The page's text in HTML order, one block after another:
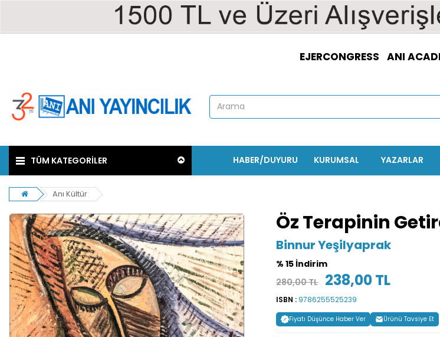
EJERCONGRESS ANI
TÜM KATEGORİLER YAZARLAR
KURUMSAL
HABER/DUYURU
Anı Kültür
Öz Terapinin
Binnur Yeşilyaprak
% 15 İndirim
280,00 TL
238,00 TL
ISBN : 9786255525239
Fiyatı Düşünce Haber Ver Ürünü Tavsiye Et